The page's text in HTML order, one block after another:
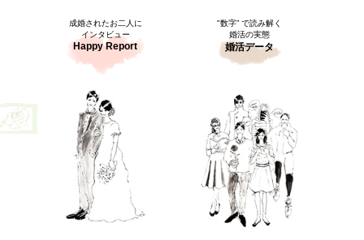
成婚されたお二人に
インタビュー
Happy Report
"数字” で読み解く
婚活の実態
婚活データ